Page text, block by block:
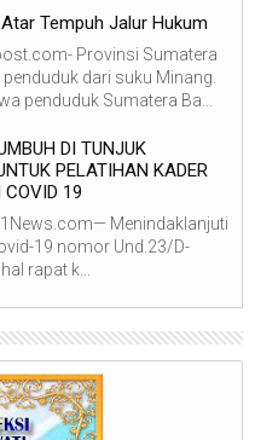
Tempuh Jalur Hukum
Provinsi Sumatera
dari suku Minang.
penduduk Sumatera Ba...
DI TUNJUK
PELATIHAN KADER
COVID 19
Menindaklanjuti
19 nomor Und.23/D-
rapat k...